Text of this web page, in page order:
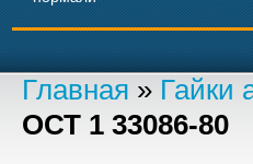
Главная » Гайки
ОСТ 1 33086-80